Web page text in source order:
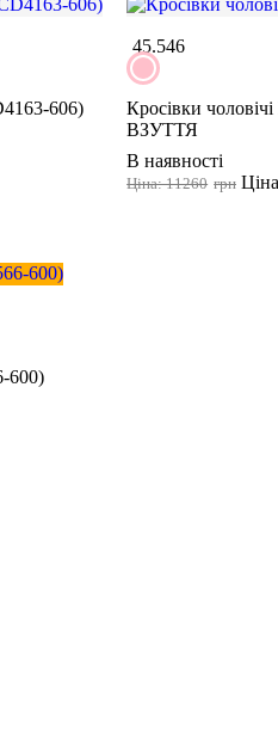
606)
45.546
Кросівки
ВЗУТТЯ
В наявності
грн
Ціна: 11260
600)